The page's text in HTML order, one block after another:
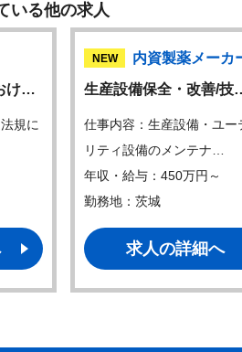
いる他の求人
け…
規に
NEW
内資製薬メーカ
生産設備保全・改善/
仕事内容：生産設備・ユー
リティ設備のメンテナ…
年収・給与：450万円～
勤務地：茨城
求人の詳細へ